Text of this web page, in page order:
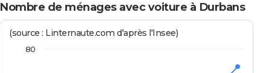
Nombre de ménages avec voiture à Durbans
(source : Linternaute.com d'après l'Insee)
80